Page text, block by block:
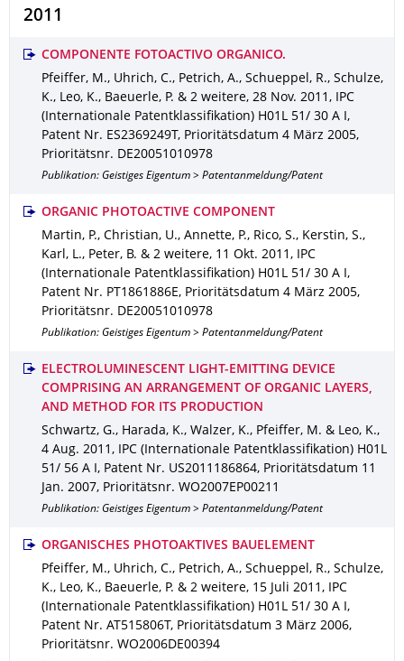
2011
COMPONENTE FOTOACTIVO ORGANICO.
Pfeiffer, M., Uhrich, C., Petrich, A., Schueppel, R., Schulze,
K., Leo, K., Baeuerle, P. & 2 weitere, 28 Nov. 2011 ,
IPC
(Internationale Patentklassifikation) H01L 51/ 30 A I ,
Patent Nr. ES2369249T , Prioritätsdatum 4 März 2005,
Prioritätsnr. DE20051010978
Publikation: Geistiges Eigentum > Patentanmeldung/Patent
ORGANIC PHOTOACTIVE COMPONENT
Martin, P., Christian, U., Annette, P., Rico, S., Kerstin, S.,
Karl, L., Peter, B. & 2 weitere, 11 Okt. 2011 ,
IPC
(Internationale Patentklassifikation) H01L 51/ 30 A I ,
Patent Nr. PT1861886E, Prioritätsdatum 4 März 2005,
Prioritätsnr. DE20051010978
Publikation: Geistiges Eigentum > Patentanmeldung/Patent
ELECTROLUMINESCENT LIGHT-EMITTING DEVICE
COMPRISING AN ARRANGEMENT OF ORGANIC LAYERS,
AND METHOD FOR ITS PRODUCTION
Schwartz, G., Harada, K., Walzer, K., Pfeiffer, M. & Leo, K.,
4 Aug. 2011 ,
IPC (Internationale Patentklassifikation) H01L
51/ 56 A I , Patent Nr. US2011186864, Prioritätsdatum 11
Jan. 2007, Prioritätsnr. WO2007EP00211
Publikation: Geistiges Eigentum > Patentanmeldung/Patent
ORGANISCHES PHOTOAKTIVES BAUELEMENT
Pfeiffer, M., Uhrich, C., Petrich, A., Schueppel, R., Schulze,
K., Leo, K., Baeuerle, P. & 2 weitere, 15 Juli 2011 ,
IPC
(Internationale Patentklassifikation) H01L 51/ 30 A I ,
Patent Nr. AT515806T , Prioritätsdatum 3 März 2006,
Prioritätsnr. WO2006DE00394